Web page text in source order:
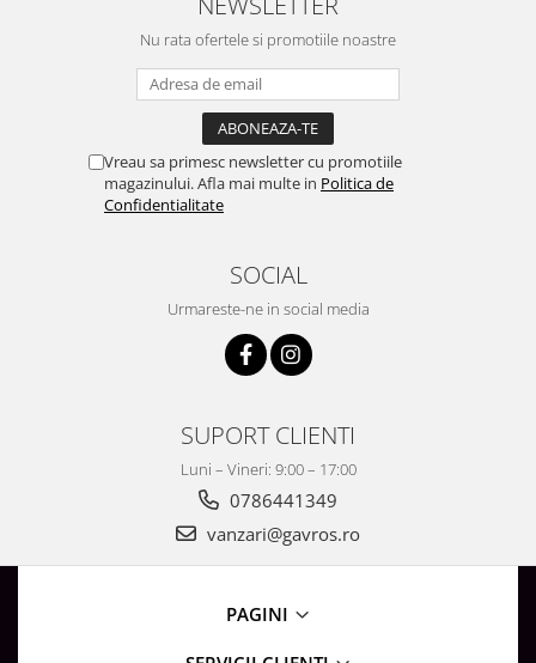
Banda - Surse si Accesorii LED
Banda Led Decorativa
Controlere și senzori LED
Surse de Alimentare si Accesorii
Banda LED
Profile Aluminiu pentru Banda LED
Corpuri Liniare LED Industriale
Corp Iluminat Led Highbay
Statii Incarcare Electrice
Stalpi Octogonali Galvanizati
Brate + accesorii
Nu rata ofertele si promotiile noastre
Vreau sa primesc newsletter cu promotiile
magazinului. Afla mai multe in Politica de
Confidentialitate
SOCIAL
Urmareste-ne in social media
SUPORT CLIENTI
Luni – Vineri: 9:00 – 17:00
0786441349
vanzari@gavros.ro
PAGINI